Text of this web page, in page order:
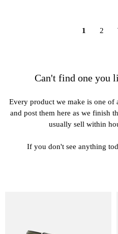
1 2
Can't find one you
Every product we make is one of
and post them here as we finish
usually sell within
If you don't see anything